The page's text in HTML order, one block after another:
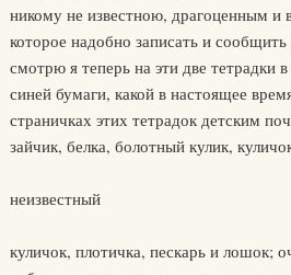
никому не известною, драгоценным
которое надобно записать и
смотрю я теперь на эти две тетрадки
синей бумаги, какой в настоящее
страничках этих тетрадок детским
зайчик, белка, болотный кулик,
неизвестный
куличок, плотичка, пескарь и лошок;